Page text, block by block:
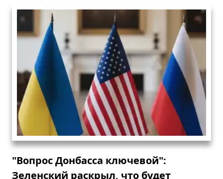
"Вопрос Донбасса ключевой":
Зеленский раскрыл, что будет